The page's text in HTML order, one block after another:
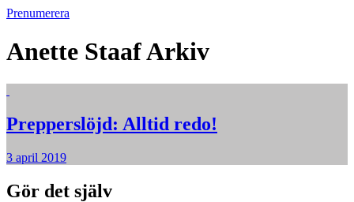
Prenumerera
Anette StaafArkiv
Prepperslöjd: Alltid redo!
3 april 2019
Gör det själv